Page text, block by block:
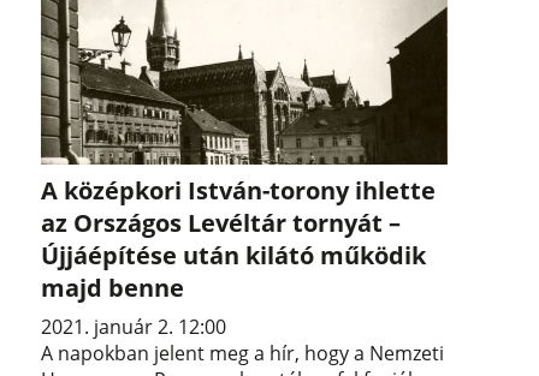
A középkori István-torony ihlette
az Országos Levéltár tornyát –
Újjáépítése után kilátó működik
majd benne
2021. január 2. 12:00
A napokban jelent meg a hír, hogy a Nemzeti